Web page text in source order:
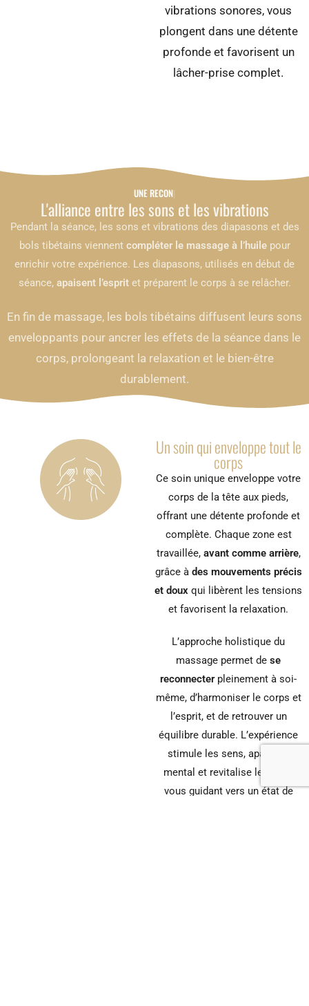
vibrations sonores, vous
plongent dans une détente
profonde et favorisent un
lâcher-prise complet.
UNE RECONNEXION P
L'alliance entre les sons et les vibrations
Pendant la séance, les sons et vibrations des diapasons et des
bols tibétains viennent compléter le massage à l’huilepour
enrichir votre expérience. Les diapasons, utilisés en début de
séance, apaisent l’espritet préparent le corps à se relâcher.
En fin de massage, les bols tibétains diffusent leurs sons
enveloppants pour ancrer les effets de la séance dans le
corps, prolongeant la relaxation et le bien-être
durablement.
Un soin qui enveloppe tout le
corps
Ce soin unique enveloppe votre
corps de la tête aux pieds,
offrant une détente profonde et
complète. Chaque zone est
travaillée, avant comme arrière,
grâce à des mouvements précis
et doux qui libèrent les tensions
et favorisent la relaxation.
L’approche holistique du
massage permet de se
reconnecterpleinement à soi-
même, d’harmoniser le corps et
l’esprit, et de retrouver un
équilibre durable. L’expérience
stimule les sens, apaise le
mental et revitalise le corps,
vous guidant vers un état de